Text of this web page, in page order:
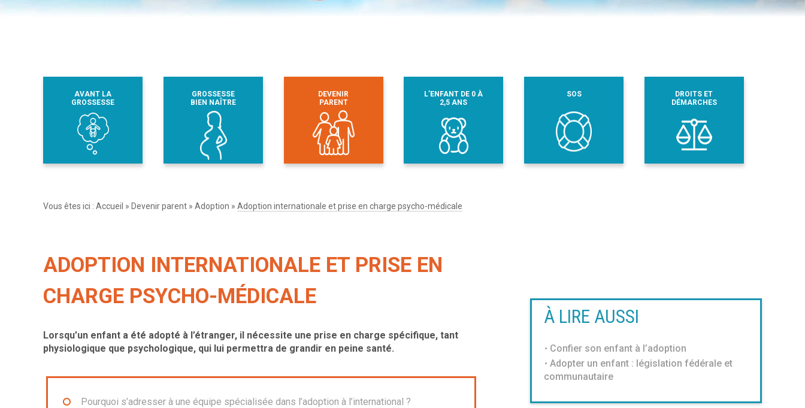
AVANT LA
GROSSESSE
GROSSESSE
BIEN NAÎTRE
DEVENIR
PARENT
L’ENFANT DE 0 À
2,5 ANS
SOS
DROITS ET
DÉMARCHES
Vous êtes ici : Accueil » Devenir parent » Adoption » Adoption internationale et prise en charge psycho-médicale
ADOPTION INTERNATIONALE ET PRISE EN
CHARGE PSYCHO-MÉDICALE
Lorsqu’un enfant a été adopté à l’étranger, il nécessite une prise en charge spécifique, tant
physiologique que psychologique, qui lui permettra de grandir en peine santé.
Pourquoi s’adresser à une équipe spécialisée dans l’adoption à l’international ?
À LIRE AUSSI
Confier son enfant à l’adoption
Adopter un enfant : législation fédérale et
communautaire